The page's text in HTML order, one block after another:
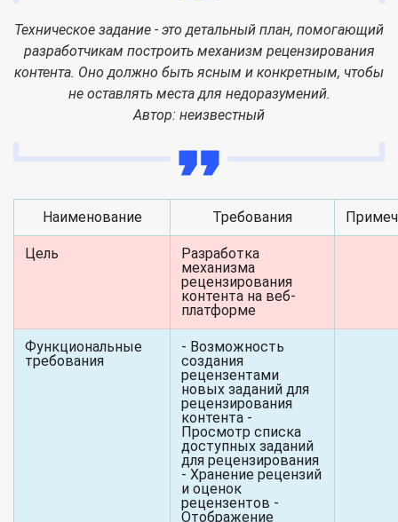
Техническое задание - это детальный план, помогающий
разработчикам построить механизм рецензирования
контента. Оно должно быть ясным и конкретным, чтобы
не оставлять места для недоразумений.
Автор: неизвестный
Наименование Требования
Цель
Разработка
механизма
рецензирования
контента на веб-
платформе
Функциональные
требования
- Возможность
создания
рецензентами
новых заданий для
рецензирования
контента -
Просмотр списка
доступных заданий
для рецензирования
- Хранение рецензий
и оценок
рецензентов -
Отображение